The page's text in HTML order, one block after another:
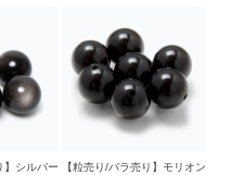
】シルバー
【粒売り/バラ売り】モリオン